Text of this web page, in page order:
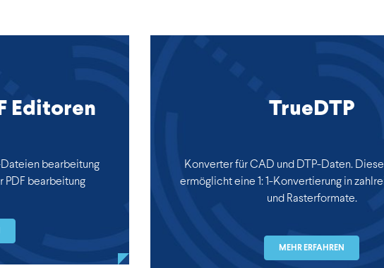
Editoren
bearbeitung
PDF bearbeitung
TrueDTP
Konverter für CAD und DTP-Daten.
ermöglicht eine 1: 1-Konvertierung in
und Rasterformate.
MEHR ERFAHREN